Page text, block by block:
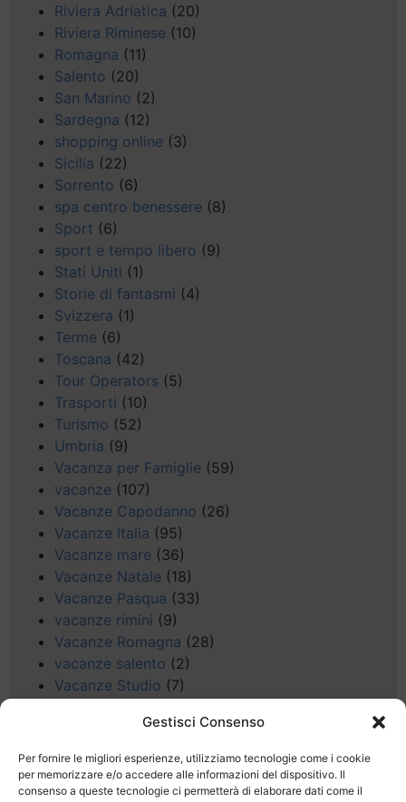
Gestisci Consenso
Per fornire le migliori esperienze, utilizziamo tecnologie come i cookie
per memorizzare e/o accedere alle informazioni del dispositivo. Il
consenso a queste tecnologie ci permetterà di elaborare dati come il
Riviera Adriatica (20)
Riviera Riminese (10)
Romagna (11)
Salento (20)
San Marino (2)
Sardegna (12)
shopping online (3)
Sicilia (22)
Sorrento (6)
spa centro benessere (8)
Sport (6)
sport e tempo libero (9)
Stati Uniti (1)
Storie di fantasmi (4)
Svizzera (1)
Terme (6)
Toscana (42)
Tour Operators (5)
Trasporti (10)
Turismo (52)
Umbria (9)
Vacanza per Famiglie (59)
vacanze (107)
Vacanze Capodanno (26)
Vacanze Italia (95)
Vacanze mare (36)
Vacanze Natale (18)
Vacanze Pasqua (33)
vacanze rimini (9)
Vacanze Romagna (28)
vacanze salento (2)
Vacanze Studio (7)
(5)
Veneto (25)
Voli low cost(4)
Web(9)